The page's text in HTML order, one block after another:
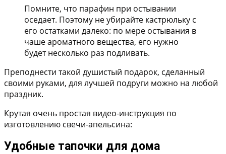
Помните, что парафин при остывании
оседает. Поэтому не убирайте кастрюльку с
его остатками далеко: по мере остывания в
чаше ароматного вещества, его нужно
будет несколько раз подливать.
Преподнести такой душистый подарок, сделанный
своими руками, для лучшей подруги можно на любой
праздник.
Крутая очень простая видео-инструкция по
изготовлению свечи-апельсина:
Удобные тапочки для дома